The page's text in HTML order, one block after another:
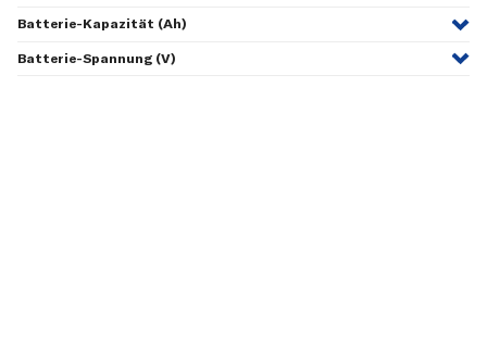
Batterie-Kapazität (Ah)
Batterie-Spannung (V)